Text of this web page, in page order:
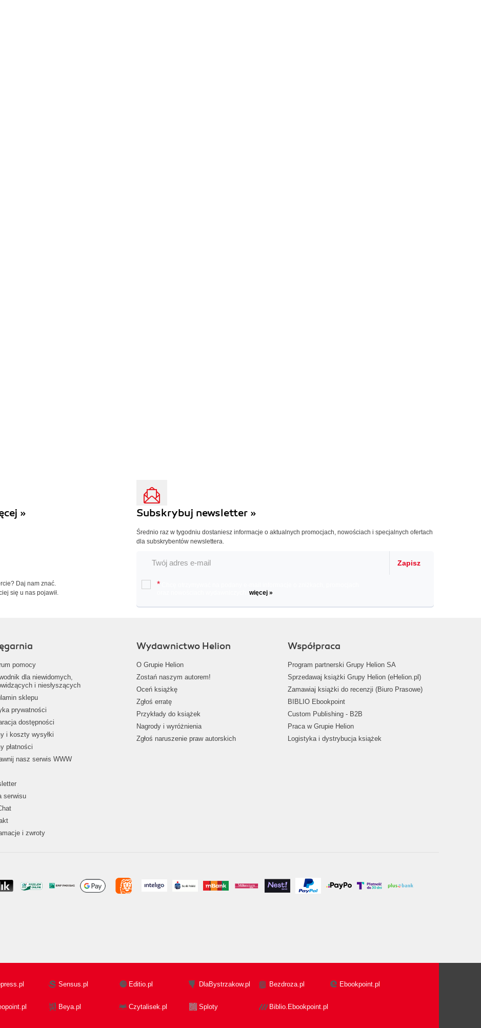
»
Daj nam znać.
się u nas pojawił.
Subskrybuj newsletter »
Średnio raz w tygodniu dostaniesz informacje o aktualnych promocjach, nowościach i specjalnych ofertach
dla subskrybentów newslettera.
Zapisz
*
więcej »
pomocy
dla niewidomych,
i niesłyszących
sklepu
prywatności
dostępności
i koszty wysyłki
płatności
nasz serwis WWW
serwisu
i zwroty
Wydawnictwo Helion
O Grupie Helion
Zostań naszym autorem!
Oceń książkę
Zgłoś erratę
Przykłady do książek
Nagrody i wyróżnienia
Zgłoś naruszenie praw autorskich
Współpraca
Program partnerski Grupy Helion SA
Sprzedawaj książki Grupy Helion (eHelion.pl)
Zamawiaj książki do recenzji (Biuro Prasowe)
BIBLIO Ebookpoint
Custom Publishing - B2B
Praca w Grupie Helion
Logistyka i dystrybucja książek
Sensus.pl Editio.pl DlaBystrzakow.pl Bezdroza.pl Ebookpoint.pl
Beya.pl Czytalisek.pl Sploty Biblio.Ebookpoint.pl